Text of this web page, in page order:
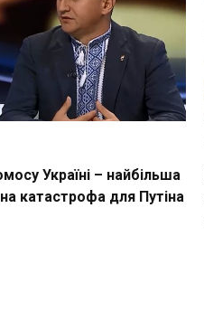
Україні – найбільша
катастрофа для Путіна